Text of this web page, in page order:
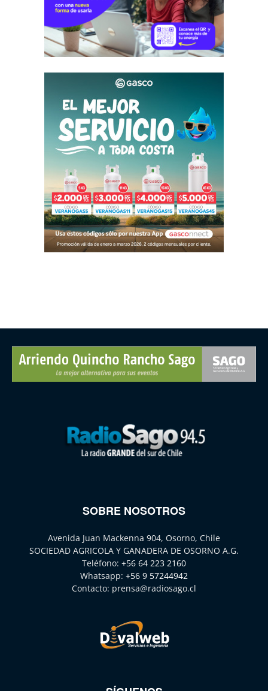
SOBRE NOSOTROS
Avenida Juan Mackenna 904, Osorno, Chile
SOCIEDAD AGRICOLA Y GANADERA DE OSORNO A.G.
Teléfono: +56 64 223 2160
Whatsapp: +56 9 57244942
Contacto: prensa@radiosago.cl